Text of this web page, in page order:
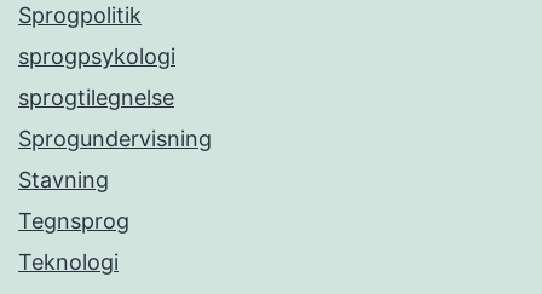
Sprogpolitik
sprogpsykologi
sprogtilegnelse
Sprogundervisning
Stavning
Tegnsprog
Teknologi